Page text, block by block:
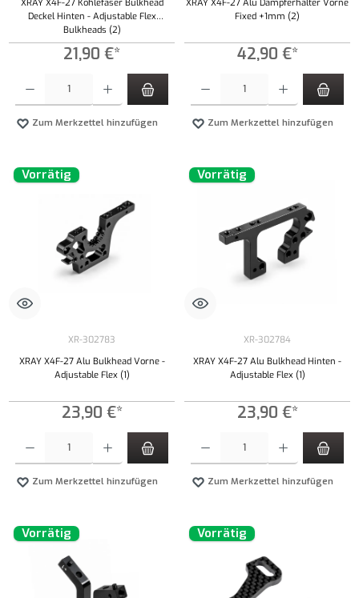
XRAY X4F-27 Kohlefaser Bulkhead
Deckel Hinten - Adjustable Flex
Bulkheads (2)
21,90 €*
Zum Merkzettel hinzufügen
XRAY X4F-27 Alu Dämpferhalter Vorne
Fixed +1mm (2)
42,90 €*
Zum Merkzettel hinzufügen
Vorrätig
XR-302783
XRAY X4F-27 Alu Bulkhead Vorne -
Adjustable Flex (1)
23,90 €*
Zum Merkzettel hinzufügen
Vorrätig
XR-302784
XRAY X4F-27 Alu Bulkhead Hinten -
Adjustable Flex (1)
23,90 €*
Zum Merkzettel hinzufügen
Vorrätig Vorrätig